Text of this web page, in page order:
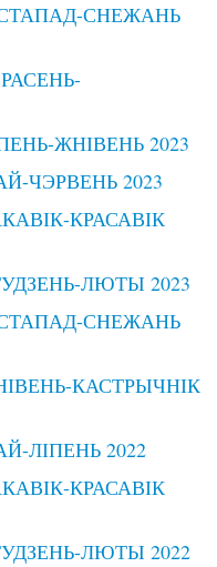
СНЕЖАНЬ
ЖНІВЕНЬ 2023
ЧЭРВЕНЬ 2023
КРАСАВІК
ЛЮТЫ 2023
СНЕЖАНЬ
КАСТРЫЧНІК
ЛІПЕНЬ 2022
КРАСАВІК
ЛЮТЫ 2022